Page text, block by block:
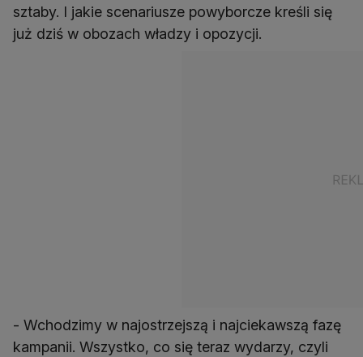
sztaby. I jakie scenariusze powyborcze kreśli się
już dziś w obozach władzy i opozycji.
- Wchodzimy w najostrzejszą i najciekawszą fazę
kampanii. Wszystko, co się teraz wydarzy, czyli